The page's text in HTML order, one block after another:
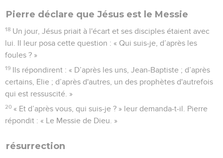
Pierre déclare que Jésus est le Messie
18 Un jour, Jésus priait à l'écart et ses disciples étaient avec
lui. Il leur posa cette question : « Qui suis-je, d’après les
foules ? »
19 Ils répondirent : « D’après les uns, Jean-Baptiste ; d’après
certains, Elie ; d’après d'autres, un des prophètes d'autrefois
qui est ressuscité. »
20 « Et d’après vous, qui suis-je ? » leur demanda-t-il. Pierre
répondit : « Le Messie de Dieu. »
résurrection